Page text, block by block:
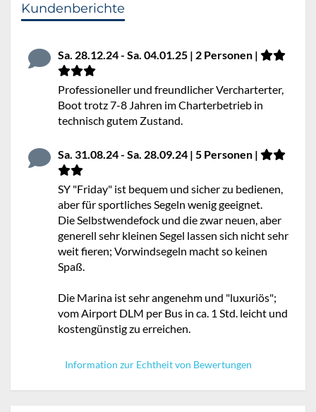
Kundenberichte
Sa. 28.12.24 - Sa. 04.01.25 | 2 Personen |
Professioneller und freundlicher Vercharterter,
Boot trotz 7-8 Jahren im Charterbetrieb in
technisch gutem Zustand.
Sa. 31.08.24 - Sa. 28.09.24 | 5 Personen |
SY "Friday" ist bequem und sicher zu bedienen,
aber für sportliches Segeln wenig geeignet.
Die Selbstwendefock und die zwar neuen, aber
generell sehr kleinen Segel lassen sich nicht sehr
weit fieren; Vorwindsegeln macht so keinen
Spaß.
Die Marina ist sehr angenehm und "luxuriös";
vom Airport DLM per Bus in ca. 1 Std. leicht und
kostengünstig zu erreichen.
Information zur Echtheit von Bewertungen